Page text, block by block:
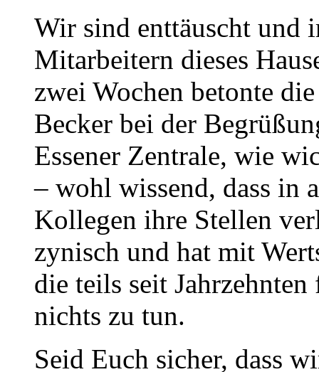
Wir sind enttäuscht und
Mitarbeitern dieses
zwei Wochen betonte
Becker bei der
Essener Zentrale, wie
– wohl wissend, dass in
Kollegen ihre Stellen
zynisch und hat mit
die teils seit
nichts zu tun.
Seid Euch sicher, dass